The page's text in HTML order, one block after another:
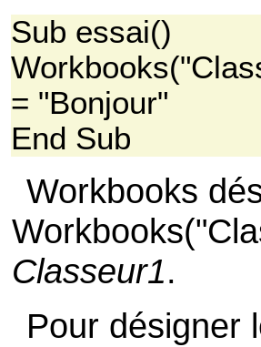
Sub essai()
= "Bonjour"
End Sub
Workbooks
Classeur1.
Pour désigner